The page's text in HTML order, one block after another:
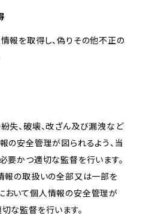
報を取得し、偽りその他不正の
失、破壊、改ざん及び漏洩など
の安全管理が図られるよう、当
要かつ適切な監督を行います。
報の取扱いの全部又は一部を
おいて個人情報の安全管理が
な監督を行います。